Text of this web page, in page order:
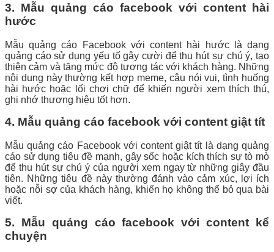
3. Mẫu quảng cáo facebook với content hài
hước
Mẫu quảng cáo Facebook với content hài hước là dạng
quảng cáo sử dụng yếu tố gây cười để thu hút sự chú ý, tạo
thiện cảm và tăng mức độ tương tác với khách hàng. Những
nội dung này thường kết hợp meme, câu nói vui, tình huống
hài hước hoặc lối chơi chữ để khiến người xem thích thú,
ghi nhớ thương hiệu tốt hơn.
4. Mẫu quảng cáo facebook với content giật tít
Mẫu quảng cáo Facebook với content giật tít là dạng quảng
cáo sử dụng tiêu đề mạnh, gây sốc hoặc kích thích sự tò mò
để thu hút sự chú ý của người xem ngay từ những giây đầu
tiên. Những tiêu đề này thường đánh vào cảm xúc, lợi ích
hoặc nỗi sợ của khách hàng, khiến họ không thể bỏ qua bài
viết.
5. Mẫu quảng cáo facebook với content kể
chuyện